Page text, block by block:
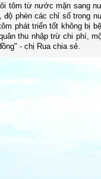
tôm từ nước mặn sang
phèn các chỉ số trong
phát triển tốt không bị
thu nhập trừ chi phí,
- chị Rua chia sẻ.